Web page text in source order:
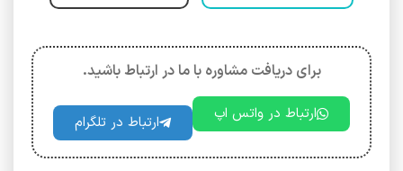
برای دریافت مشاوره با ما در ارتباط باشید.
ارتباط در واتس اپ ارتباط در تلگرام